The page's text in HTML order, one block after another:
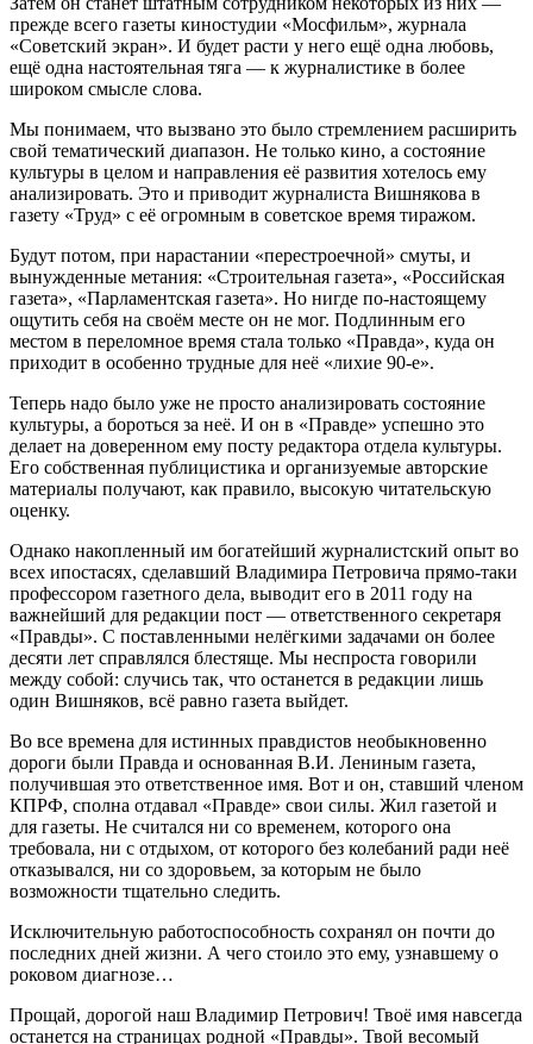
прежде всего газеты киностудии «Мосфильм», журнала
«Советский экран». И будет расти у него ещё одна любовь,
ещё одна настоятельная тяга — к журналистике в более
широком смысле слова.
Мы понимаем, что вызвано это было стремлением расширить
свой тематический диапазон. Не только кино, а состояние
культуры в целом и направления её развития хотелось ему
анализировать. Это и приводит журналиста Вишнякова в
газету «Труд» с её огромным в советское время тиражом.
Будут потом, при нарастании «перестроечной» смуты, и
вынужденные метания: «Строительная газета», «Российская
газета», «Парламентская газета». Но нигде по-настоящему
ощутить себя на своём месте он не мог. Подлинным его
местом в переломное время стала только «Правда», куда он
приходит в особенно трудные для неё «лихие 90-е».
Теперь надо было уже не просто анализировать состояние
культуры, а бороться за неё. И он в «Правде» успешно это
делает на доверенном ему посту редактора отдела культуры.
Его собственная публицистика и организуемые авторские
материалы получают, как правило, высокую читательскую
оценку.
Однако накопленный им богатейший журналистский опыт во
всех ипостасях, сделавший Владимира Петровича прямо-таки
профессором газетного дела, выводит его в 2011 году на
важнейший для редакции пост — ответственного секретаря
«Правды». С поставленными нелёгкими задачами он более
десяти лет справлялся блестяще. Мы неспроста говорили
между собой: случись так, что останется в редакции лишь
один Вишняков, всё равно газета выйдет.
Во все времена для истинных правдистов необыкновенно
дороги были Правда и основанная В.И. Лениным газета,
получившая это ответственное имя. Вот и он, ставший членом
КПРФ, сполна отдавал «Правде» свои силы. Жил газетой и
для газеты. Не считался ни со временем, которого она
требовала, ни с отдыхом, от которого без колебаний ради неё
отказывался, ни со здоровьем, за которым не было
возможности тщательно следить.
Исключительную работоспособность сохранял он почти до
последних дней жизни. А чего стоило это ему, узнавшему о
роковом диагнозе…
Прощай, дорогой наш Владимир Петрович! Твоё имя навсегда
останется на страницах родной «Правды». Твой весомый